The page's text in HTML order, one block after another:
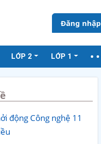
Đăng nhập
LỚP 2 LỚP 1
động Công nghệ 11